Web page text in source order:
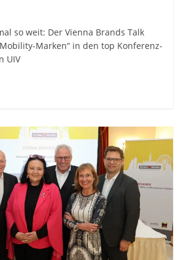
so weit: Der Vienna Brands Talk
Marken“ in den top Konferenz-
UIV